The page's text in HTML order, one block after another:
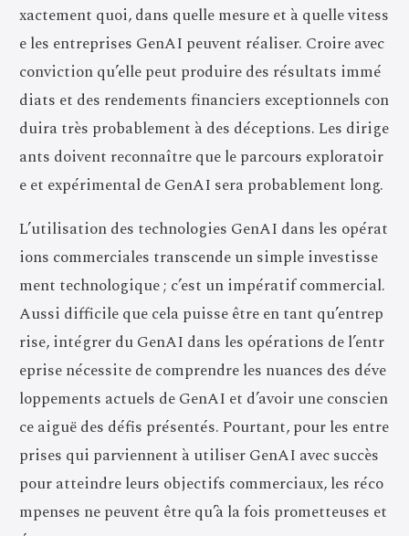
xactement quoi, dans quelle mesure et à quelle vitess
e les entreprises GenAI peuvent réaliser. Croire avec
conviction qu’elle peut produire des résultats immé
diats et des rendements financiers exceptionnels con
duira très probablement à des déceptions. Les dirige
ants doivent reconnaître que le parcours exploratoir
e et expérimental de GenAI sera probablement long.
L’utilisation des technologies GenAI dans les opérat
ions commerciales transcende un simple investisse
ment technologique ; c’est un impératif commercial.
Aussi difficile que cela puisse être en tant qu’entrep
rise, intégrer du GenAI dans les opérations de l’entr
eprise nécessite de comprendre les nuances des déve
loppements actuels de GenAI et d’avoir une conscien
ce aiguë des défis présentés. Pourtant, pour les entre
prises qui parviennent à utiliser GenAI avec succès
pour atteindre leurs objectifs commerciaux, les réco
mpenses ne peuvent être qu’à la fois prometteuses et